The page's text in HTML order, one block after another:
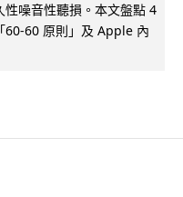
噪音性聽損。本文盤點 4
60-60 原則」及 Apple 內